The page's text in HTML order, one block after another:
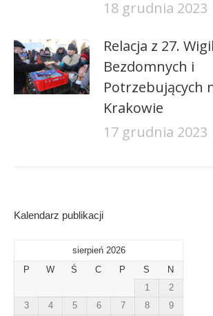
18 grudnia 2023
Relacja z 27.
Bezdomnych i
Potrzebujących
Krakowie
17 grudnia 2023
Kalendarz publikacji
sierpień 2026
P
W Ś C P S
N
1
2
3
4 5 6 7 8
9